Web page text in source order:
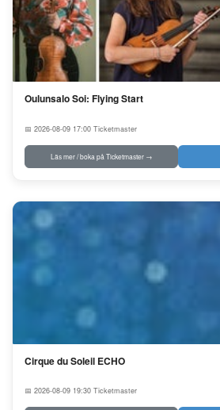
Oulunsalo Soi: Flying Start
📅 2026-08-09 17:00 Ticketmaster
Läs mer / boka på Ticketmaster →
Cirque du Soleil ECHO
📅 2026-08-09 19:30 Ticketmaster